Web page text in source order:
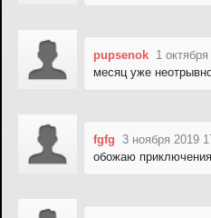
pupsenok 1
месяц уже
fgfg 3 ноября 2019
обожаю